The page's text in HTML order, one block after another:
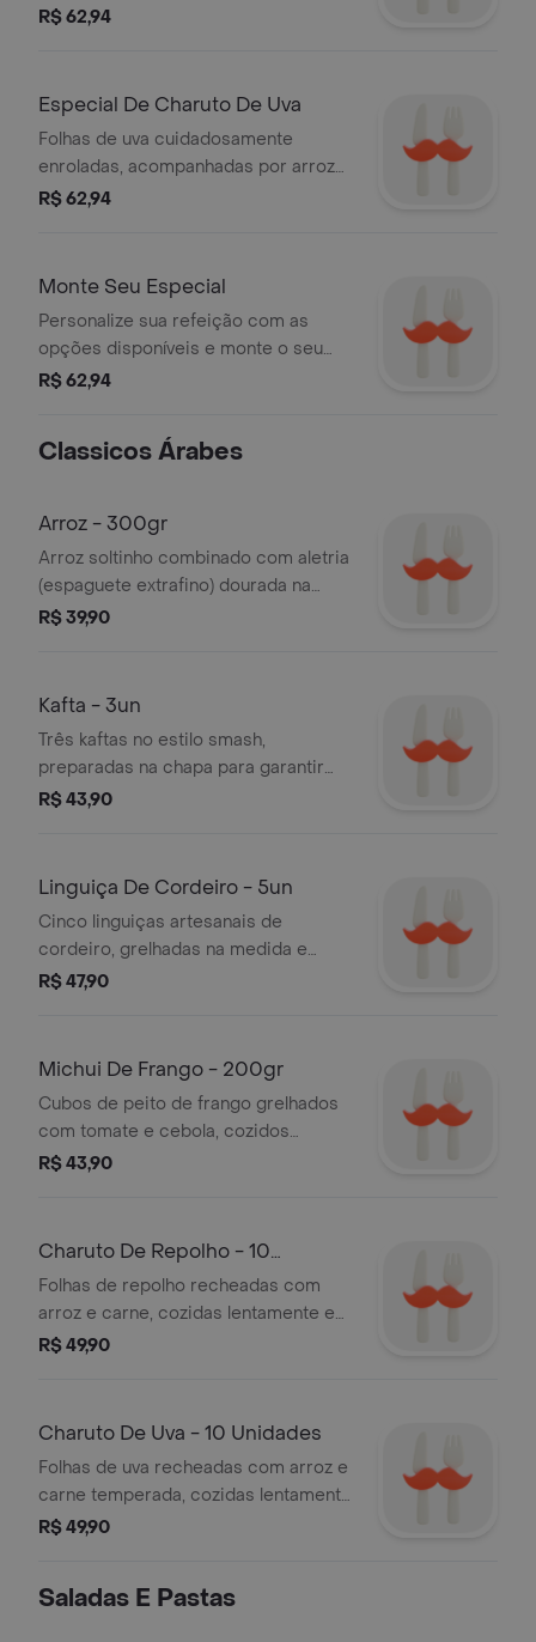
de tahine, limão e azeite. acompanha
equilibrada, leve e marcante. serve 1
pessoa.
R$ 62,94
Especial De Charuto De Uva
Folhas de uva cuidadosamente
enroladas, acompanhadas por arroz
com lentilha saboroso e uma salada
inesquecível. serve 1 pessoa.
R$ 62,94
Monte Seu Especial
Personalize sua refeição com as
opções disponíveis e monte o seu
próprio combo árabe. ideal para
só experiência. serve 1 pessoa.
R$ 62,94
Classicos Árabes
Arroz - 300gr
Arroz soltinho combinado com aletria
(espaguete extrafino) dourada na
manteiga. leve, saboroso e perfeito
em caldo de carne bem temperado,
crocantes. sabor rico, textura
equilibrada e aquele toque caseiro
que aquece em qualquer época do
R$ 39,90
Kafta - 3un
Três kaftas no estilo smash,
preparadas na chapa para garantir
maciez por dentro e crocância por
sabor em cada mordida.
R$ 43,90
Linguiça De Cordeiro - 5un
Cinco linguiças artesanais de
cordeiro, grelhadas na medida e
servidas com cebola refogada
R$ 47,90
Michui De Frango - 200gr
Cubos de peito de frango grelhados
com tomate e cebola, cozidos
lentamente em molho levemente
surpreendente. ideal para quem
busca uma refeição leve e cheia de
sabor.
R$ 43,90
Charuto De Repolho - 10
Unidades
Folhas de repolho recheadas com
arroz e carne, cozidas lentamente em
caldo caseiro de carne. sabor
perfeitas para uma refeição completa
pessoas.
R$ 49,90
Charuto De Uva - 10 Unidades
Folhas de uva recheadas com arroz e
carne temperada, cozidas lentamente
em caldo caseiro de carne para
deliciar sozinho. serve 2 pessoas.
R$ 49,90
Saladas E Pastas